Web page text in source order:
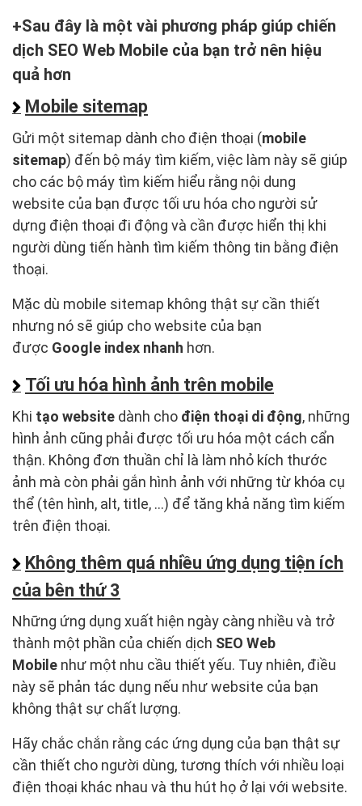
Sau đây là một vài phương pháp giúp chiến
dịch SEO Web Mobile của bạn trở nên hiệu
quả hơn
Mobile sitemap
Gửi một sitemap dành cho điện thoại (mobile
sitemap) đến bộ máy tìm kiếm, việc làm này sẽ giúp
cho các bộ máy tìm kiếm hiểu rằng nội dung
website của bạn được tối ưu hóa cho người sử
dựng điện thoại đi động và cần được hiển thị khi
người dùng tiến hành tìm kiếm thông tin bằng điện
thoại.
Mặc dù mobile sitemap không thật sự cần thiết
nhưng nó sẽ giúp cho website của bạn
được Google index nhanh hơn.
Tối ưu hóa hình ảnh trên mobile
Khi tạo website dành cho điện thoại di động, những
hình ảnh cũng phải được tối ưu hóa một cách cẩn
thận. Không đơn thuần chỉ là làm nhỏ kích thước
ảnh mà còn phải gắn hình ảnh với những từ khóa cụ
thể (tên hình, alt, title, …) để tăng khả năng tìm kiếm
trên điện thoại.
Không thêm quá nhiều ứng dụng tiện ích
của bên thứ 3
Những ứng dụng xuất hiện ngày càng nhiều và trở
thành một phần của chiến dịch SEO Web
Mobile như một nhu cầu thiết yếu. Tuy nhiên, điều
này sẽ phản tác dụng nếu như website của bạn
không thật sự chất lượng.
Hãy chắc chắn rằng các ứng dụng của bạn thật sự
cần thiết cho người dùng, tương thích với nhiều loại
điện thoại khác nhau và thu hút họ ở lại với website.